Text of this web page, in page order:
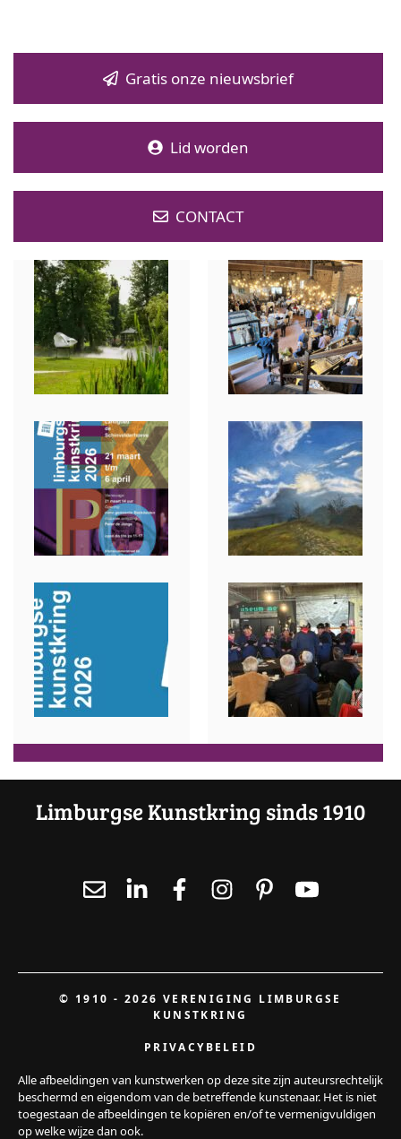
Gratis onze nieuwsbrief
Lid worden
CONTACT
Limburgse Kunstkring sinds 1910
© 1910 - 2026 VERENIGING LIMBURGSE
KUNSTKRING
PRIVACYBELEID
Alle afbeeldingen van kunstwerken op deze site zijn auteursrechtelijk
beschermd en eigendom van de betreffende kunstenaar. Het is niet
toegestaan de afbeeldingen te kopiëren en/of te vermenigvuldigen
op welke wijze dan ook.